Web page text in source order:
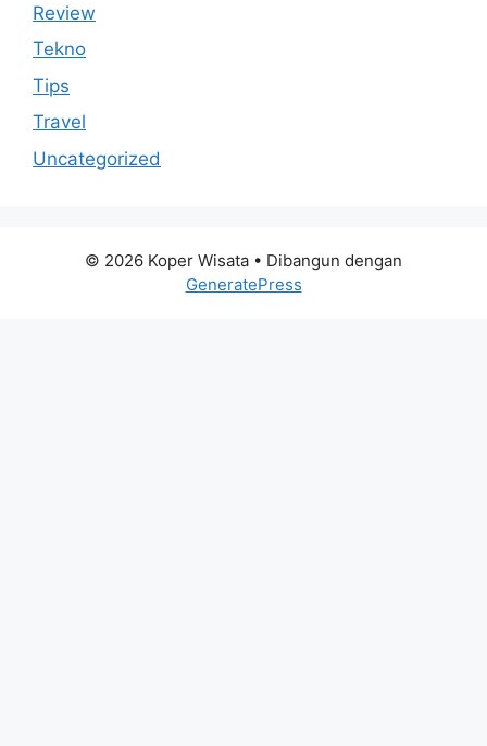
Review
Tekno
Tips
Travel
Uncategorized
© 2026 Koper Wisata • Dibangun dengan
GeneratePress